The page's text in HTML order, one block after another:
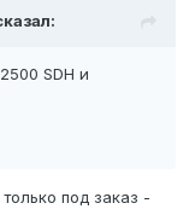
SDH и
под заказ -